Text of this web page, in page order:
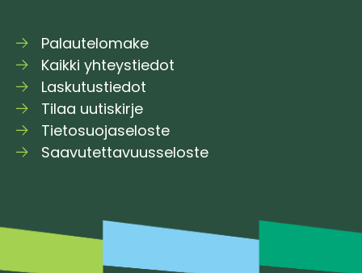
Palautelomake
Kaikki yhteystiedot
Laskutustiedot
Tilaa uutiskirje
Tietosuojaseloste
Saavutettavuusseloste